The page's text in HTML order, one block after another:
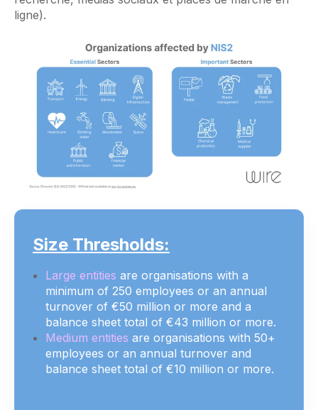
ligne).
Size Thresholds:
Large entities are organisations with a
minimum of 250 employees or an annual
turnover of €50 million or more and a
balance sheet total of €43 million or more.
Medium entities are organisations with 50+
employees or an annual turnover and
balance sheet total of €10 million or more.